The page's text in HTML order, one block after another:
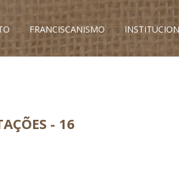
FRANCISCANISMO
- 16